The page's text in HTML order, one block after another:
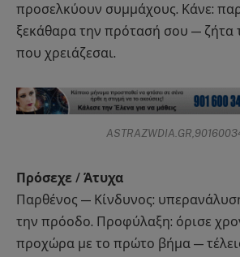
προσελκύουν συμμάχους. Κάνε:
ξεκάθαρα την πρότασή σου — ζήτα
που χρειάζεσαι.
Πρόσεχε / Άτυχα
Παρθένος — Κίνδυνος:
την πρόοδο. Προφύλαξη: όρισε
προχώρα με το πρώτο βήμα —